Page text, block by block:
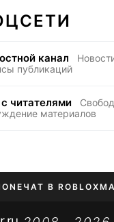
канал
публикаций
читателями
материалов
ЧАТ В ROBLOX
ОНЛАЙН TIKTOK